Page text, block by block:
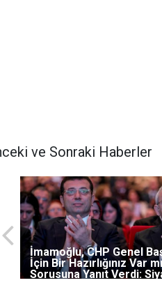
ve Sonraki Haberler
İmamoğlu, CHP Genel
İçin Bir Hazırlığınız Var
Sorusuna Yanıt Verdi: